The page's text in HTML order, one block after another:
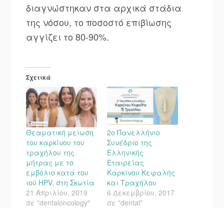
διαγνώστηκαν στα αρχικά στάδια
της νόσου, το ποσοστό επιβίωσης
αγγίζει το 80-90%.
Σχετικά
Θεαματική μείωση
του καρκίνου του
τραχήλου της
μήτρας με το
εμβόλιο κατά του
ιού HPV, στη Σκωτία
21 Απριλίου, 2019
σε "dentaloncology"
2ο Πανελλήνιο
Συνέδριο της
Ελληνικής
Εταιρείας
Καρκίνου Κεφαλής
και Τραχήλου
6 Δεκεμβρίου, 2017
σε "dental"